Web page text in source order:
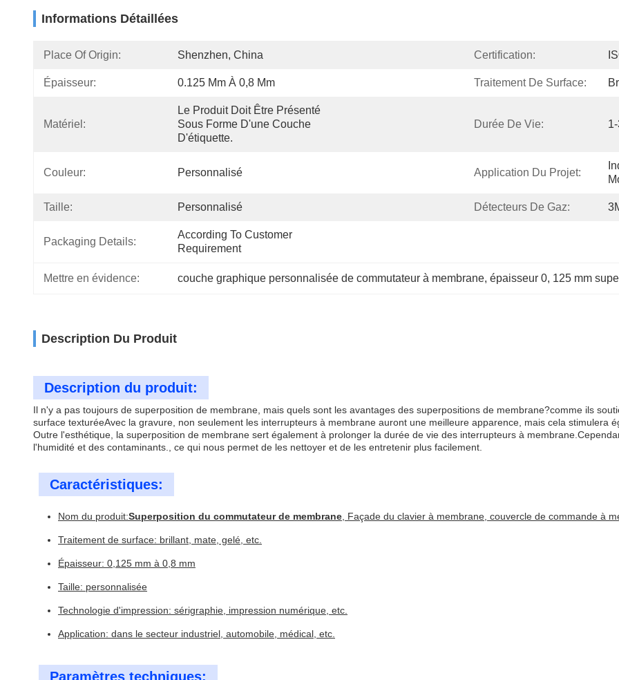
Informations Détaillées
Place Of Origin: Shenzhen, China Certification:
Épaisseur: 0.125 Mm À 0,8 Mm Traitement De Surface:
Matériel:
Le Produit Doit Être Présenté
Sous Forme D'une Couche
D'étiquette.
Durée De Vie:
Couleur: Personnalisé Application Du Projet:
Taille: Personnalisé Détecteurs De Gaz:
Packaging Details:
According To Customer
Requirement
Mettre en évidence: couche graphique personnalisée de commutateur à membrane, épaisseur 0, 125 mm
Description Du Produit
Description du produit:
Il n'y a pas toujours de superposition de membrane, mais quels sont les avantages des superpositions de membrane?comme ils
surface texturéeAvec la gravure, non seulement les interrupteurs à membrane auront une meilleure apparence, mais cela stimulera
Outre l'esthétique, la superposition de membrane sert également à prolonger la durée de vie des interrupteurs à
l'humidité et des contaminants., ce qui nous permet de les nettoyer et de les entretenir plus facilement.
Caractéristiques:
Nom du produit:Superposition du commutateur de membrane , Façade du clavier à membrane, couvercle de commande à
Traitement de surface: brillant, mate, gelé, etc.
Épaisseur: 0,125 mm à 0,8 mm
Taille: personnalisée
Technologie d'impression: sérigraphie, impression numérique, etc.
Application: dans le secteur industriel, automobile, médical, etc.
Paramètres techniques: